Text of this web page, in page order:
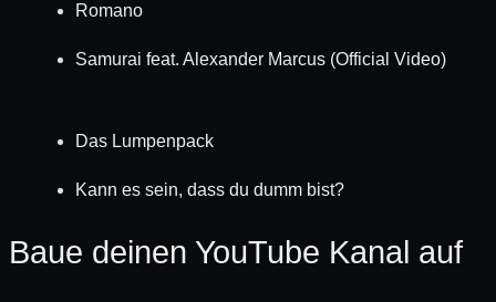
Romano
Samurai feat. Alexander Marcus (Official Video)
Das Lumpenpack
Kann es sein, dass du dumm bist?
Baue deinen YouTube Kanal auf